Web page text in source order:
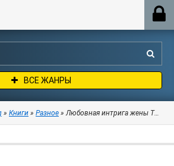
ВСЕ ЖАНРЫ
» Книги » Разное » Любовная интрига жены Тома